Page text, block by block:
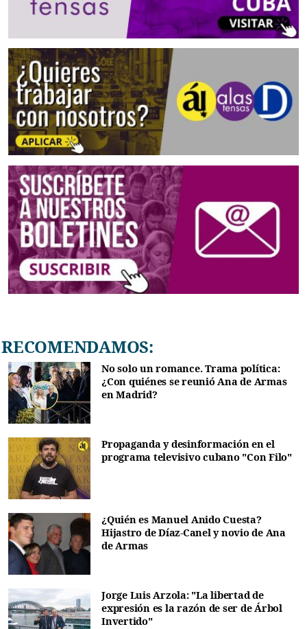
RECOMENDAMOS:
No solo un romance. Trama política:
¿Con quiénes se reunió Ana de Armas
en Madrid?
Propaganda y desinformación en el
programa televisivo cubano "Con Filo"
¿Quién es Manuel Anido Cuesta?
Hijastro de Díaz-Canel y novio de Ana
de Armas
Jorge Luis Arzola: "La libertad de
expresión es la razón de ser de Árbol
Invertido"